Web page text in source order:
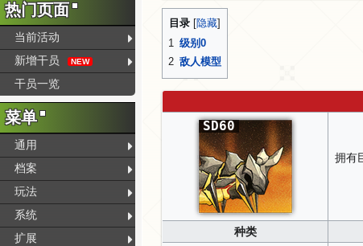
目录
1 级别0
2 敌人模型
SD60
拥有
种类
热门页面
当前活动
新增干员
NEW
干员一览
菜单
通用
档案
玩法
系统
扩展